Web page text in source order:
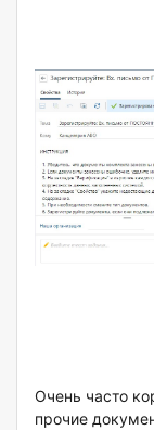
Очень часто
прочие